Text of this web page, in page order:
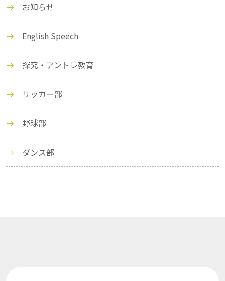
お知らせ
English Speech
探究・アントレ教育
サッカー部
野球部
ダンス部